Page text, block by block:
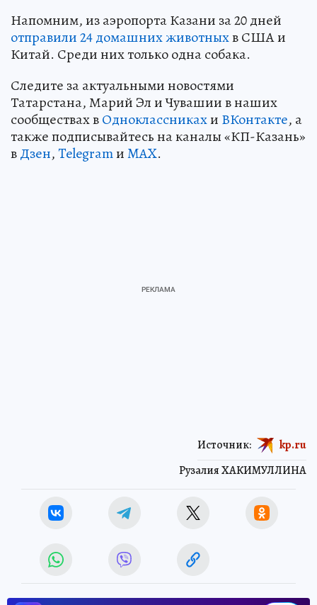
Напомним, из аэропорта Казани за 20 дней
отправили 24 домашних животныхв США и
Китай. Среди них только одна собака.
Следите за актуальными новостями
Татарстана, Марий Эл и Чувашии в наших
сообществах вОдноклассникахи ВКонтакте, а
также подписывайтесь на каналы «КП-Казань»
вДзен,TelegramиMAX.
Рузалия ХАКИМУЛЛИНА
Источник: kp.ru